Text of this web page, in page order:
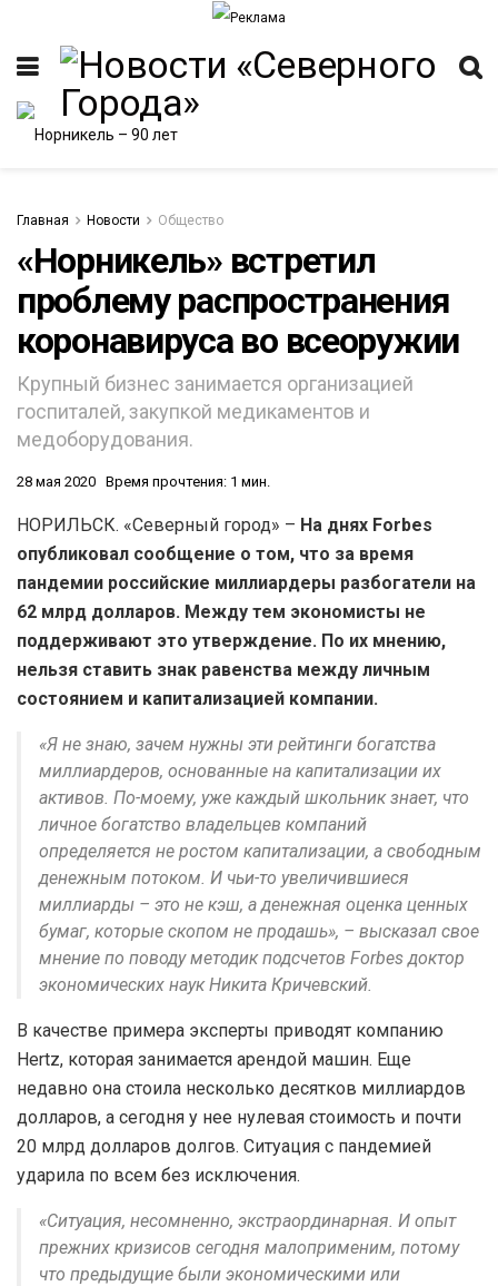
Главная Новости Общество
«Норникель» встретил
проблему распространения
коронавируса во всеоружии
Крупный бизнес занимается организацией
госпиталей, закупкой медикаментов и
медоборудования.
28 мая 2020 Время прочтения: 1 мин.
НОРИЛЬСК. «Северный город» – На днях Forbes
опубликовал сообщение о том, что за время
пандемии российские миллиардеры разбогатели на
62 млрд долларов. Между тем экономисты не
поддерживают это утверждение. По их мнению,
нельзя ставить знак равенства между личным
состоянием и капитализацией компании.
«Я не знаю, зачем нужны эти рейтинги богатства
миллиардеров, основанные на капитализации их
активов. По-моему, уже каждый школьник знает, что
личное богатство владельцев компаний
определяется не ростом капитализации, а свободным
денежным потоком. И чьи-то увеличившиеся
миллиарды – это не кэш, а денежная оценка ценных
бумаг, которые скопом не продашь», – высказал свое
мнение по поводу методик подсчетов Forbes доктор
экономических наук Никита Кричевский.
В качестве примера эксперты приводят компанию
Hertz, которая занимается арендой машин. Еще
недавно она стоила несколько десятков миллиардов
долларов, а сегодня у нее нулевая стоимость и почти
20 млрд долларов долгов. Ситуация с пандемией
ударила по всем без исключения.
«Ситуация, несомненно, экстраординарная. И опыт
прежних кризисов сегодня малоприменим, потому
что предыдущие были экономическими или